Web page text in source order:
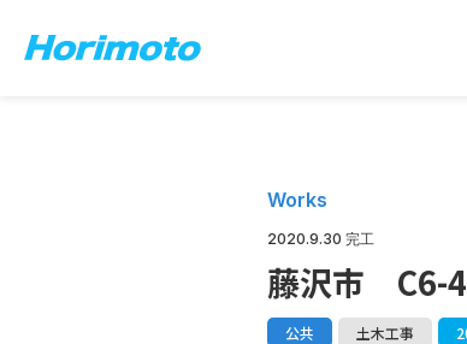
Works
2020.9.30 完工
藤沢市 C6-4
公共 土木工事